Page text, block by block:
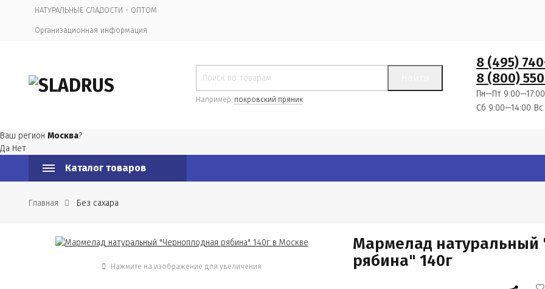
НАТУРАЛЬНЫЕ СЛАДОСТИ - ОПТОМ
Организационная информация
Например: покровский пряник
8 (495)
8 (800)
Пн—Пт 9:00—17:00
Сб 9:00—14:00
Ваш регион Москва?
Да Нет
Каталог товаров
Главная Без сахара
Нажмите на изображение для увеличения
Мармелад натуральный
рябина" 140г